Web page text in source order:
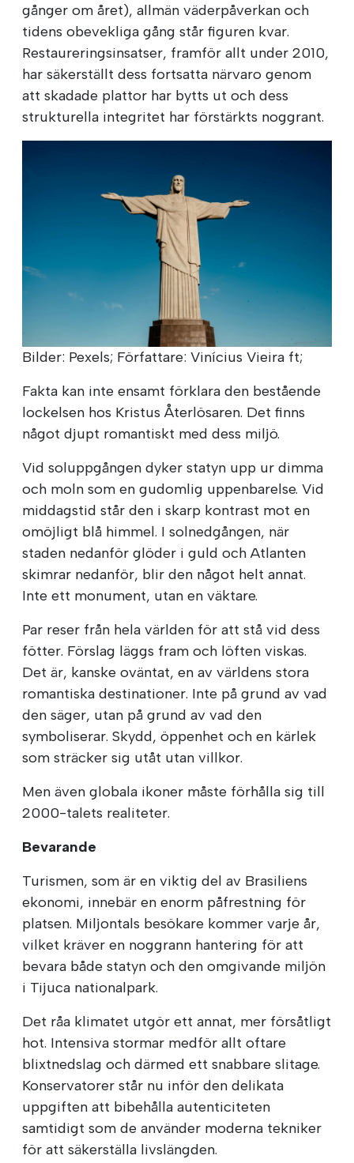
gånger om året), allmän väderpåverkan och
tidens obevekliga gång står figuren kvar.
Restaureringsinsatser, framför allt under 2010,
har säkerställt dess fortsatta närvaro genom
att skadade plattor har bytts ut och dess
strukturella integritet har förstärkts noggrant.
Bilder: Pexels; Författare: Vinícius Vieira ft;
Fakta kan inte ensamt förklara den bestående
lockelsen hos Kristus Återlösaren. Det finns
något djupt romantiskt med dess miljö.
Vid soluppgången dyker statyn upp ur dimma
och moln som en gudomlig uppenbarelse. Vid
middagstid står den i skarp kontrast mot en
omöjligt blå himmel. I solnedgången, när
staden nedanför glöder i guld och Atlanten
skimrar nedanför, blir den något helt annat.
Inte ett monument, utan en väktare.
Par reser från hela världen för att stå vid dess
fötter. Förslag läggs fram och löften viskas.
Det är, kanske oväntat, en av världens stora
romantiska destinationer. Inte på grund av vad
den säger, utan på grund av vad den
symboliserar. Skydd, öppenhet och en kärlek
som sträcker sig utåt utan villkor.
Men även globala ikoner måste förhålla sig till
2000-talets realiteter.
Bevarande
Turismen, som är en viktig del av Brasiliens
ekonomi, innebär en enorm påfrestning för
platsen. Miljontals besökare kommer varje år,
vilket kräver en noggrann hantering för att
bevara både statyn och den omgivande miljön
i Tijuca nationalpark.
Det råa klimatet utgör ett annat, mer försåtligt
hot. Intensiva stormar medför allt oftare
blixtnedslag och därmed ett snabbare slitage.
Konservatorer står nu inför den delikata
uppgiften att bibehålla autenticiteten
samtidigt som de använder moderna tekniker
för att säkerställa livslängden.